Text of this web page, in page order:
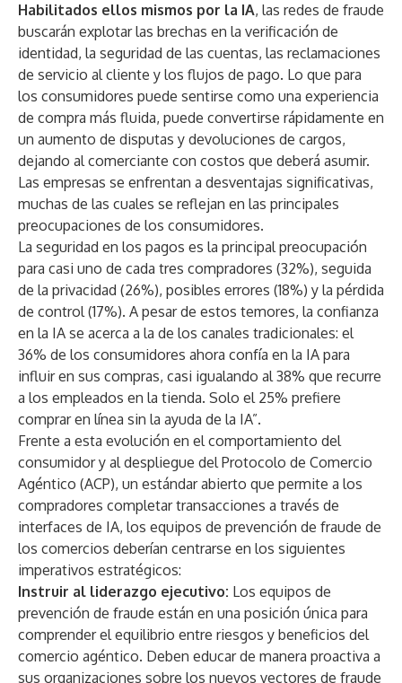
Habilitados ellos mismos por la IA, las redes de fraude
buscarán explotar las brechas en la verificación de
identidad, la seguridad de las cuentas, las reclamaciones
de servicio al cliente y los flujos de pago. Lo que para
los consumidores puede sentirse como una experiencia
de compra más fluida, puede convertirse rápidamente en
un aumento de disputas y devoluciones de cargos,
dejando al comerciante con costos que deberá asumir.
Las empresas se enfrentan a desventajas significativas,
muchas de las cuales se reflejan en las principales
preocupaciones de los consumidores.
La seguridad en los pagos es la principal preocupación
para casi uno de cada tres compradores (32%), seguida
de la privacidad (26%), posibles errores (18%) y la pérdida
de control (17%). A pesar de estos temores, la confianza
en la IA se acerca a la de los canales tradicionales: el
36% de los consumidores ahora confía en la IA para
influir en sus compras, casi igualando al 38% que recurre
a los empleados en la tienda. Solo el 25% prefiere
comprar en línea sin la ayuda de la IA”.
Frente a esta evolución en el comportamiento del
consumidor y al despliegue del Protocolo de Comercio
Agéntico (ACP), un estándar abierto que permite a los
compradores completar transacciones a través de
interfaces de IA, los equipos de prevención de fraude de
los comercios deberían centrarse en los siguientes
imperativos estratégicos:
Instruir al liderazgo ejecutivo: Los equipos de
prevención de fraude están en una posición única para
comprender el equilibrio entre riesgos y beneficios del
comercio agéntico. Deben educar de manera proactiva a
sus organizaciones sobre los nuevos vectores de fraude